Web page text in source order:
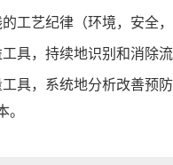
工艺纪律（环境，安全
具，持续地识别和消除
工具，系统地分析改善预
。